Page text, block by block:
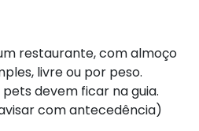
restaurante, com almoço
livre ou por peso.
devem ficar na guia.
com antecedência)